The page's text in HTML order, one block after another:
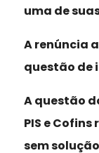
uma de
A renúncia
questão de
A questão
PIS e
sem